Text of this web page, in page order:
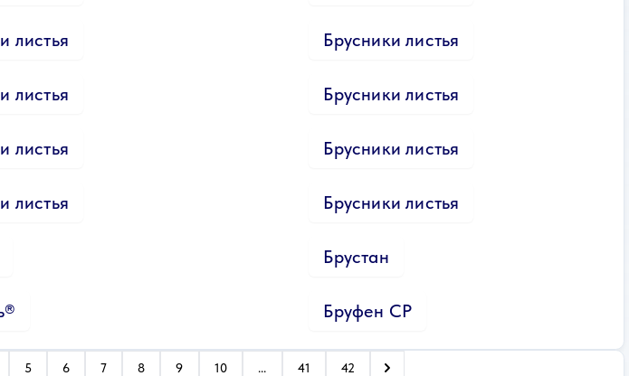
листья Брусники листья
листья Брусники листья
листья Брусники листья
листья Брусники листья
Брустан
Бруфен СР
5 6 7 8 9 10 ... 41 42